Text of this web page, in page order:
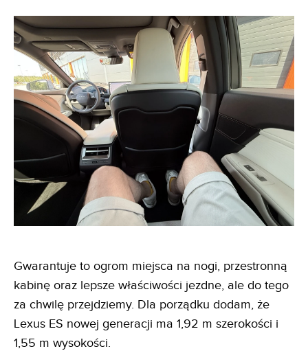
Gwarantuje to ogrom miejsca na nogi, przestronną
kabinę oraz lepsze właściwości jezdne, ale do tego
za chwilę przejdziemy. Dla porządku dodam, że
Lexus ES nowej generacji ma 1,92 m szerokości i
1,55 m wysokości.